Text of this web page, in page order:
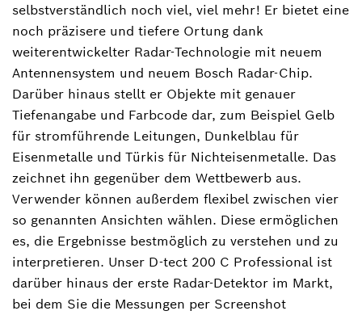
selbstverständlich noch viel, viel mehr! Er bietet eine
noch präzisere und tiefere Ortung dank
weiterentwickelter Radar-Technologie mit neuem
Antennensystem und neuem Bosch Radar-Chip.
Darüber hinaus stellt er Objekte mit genauer
Tiefenangabe und Farbcode dar, zum Beispiel Gelb
für stromführende Leitungen, Dunkelblau für
Eisenmetalle und Türkis für Nichteisenmetalle. Das
zeichnet ihn gegenüber dem Wettbewerb aus.
Verwender können außerdem flexibel zwischen vier
so genannten Ansichten wählen. Diese ermöglichen
es, die Ergebnisse bestmöglich zu verstehen und zu
interpretieren. Unser D-tect 200 C Professional ist
darüber hinaus der erste Radar-Detektor im Markt,
bei dem Sie die Messungen per Screenshot